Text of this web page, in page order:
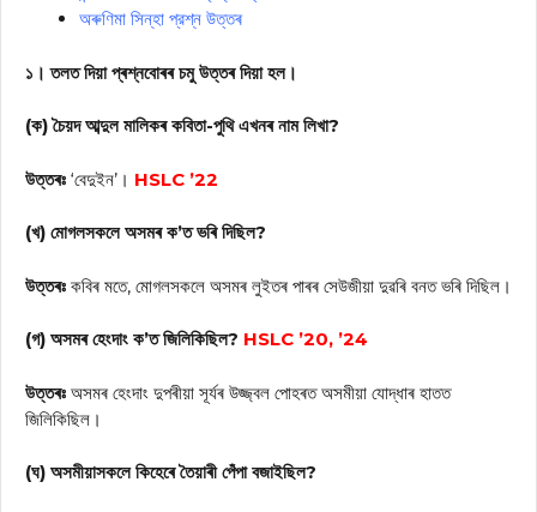
অৰুণিমা সিন্‌হা প্রশ্ন উত্তৰ
১। তলত দিয়া প্ৰশ্নবোৰৰ চমু উত্তৰ দিয়া হল।
(ক) চৈয়দ আব্দুল মালিকৰ কবিতা-পুথি এখনৰ নাম লিখা?
উত্তৰঃ ‘বেদুইন’। HSLC ’22
(খ) মোগলসকলে অসমৰ ক’ত ভৰি দিছিল?
উত্তৰঃ কবিৰ মতে, মোগলসকলে অসমৰ লুইতৰ পাৰৰ সেউজীয়া দুৱৰি বনত ভৰি দিছিল।
(গ) অসমৰ হেংদাং ক’ত জিলিকিছিল? HSLC ’20, ’24
উত্তৰঃ অসমৰ হেংদাং দুপৰীয়া সূৰ্যৰ উজ্জ্বল পোহৰত অসমীয়া যোদ্ধাৰ হাতত
জিলিকিছিল।
(ঘ) অসমীয়াসকলে কিহেৰে তৈয়াৰী পেঁপা বজাইছিল?